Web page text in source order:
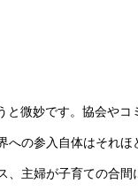
と微妙です。協会や
への参入自体はそれ
、主婦が子育ての合